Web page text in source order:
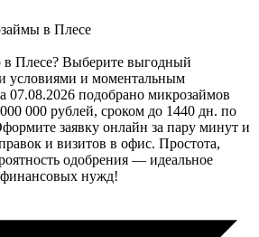
в Плесе
Плесе? Выберите выгодный
условиями и моментальным
07.08.2026 подобрано микрозаймов
000 рублей, сроком до 1440 дн. по
заявку онлайн за пару минут и
и визитов в офис. Простота,
одобрения — идеальное
нужд!